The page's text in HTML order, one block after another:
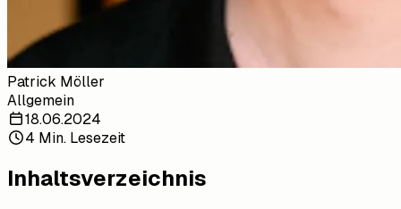
Patrick Möller
Allgemein
18.06.2024
4 Min. Lesezeit
Inhaltsverzeichnis